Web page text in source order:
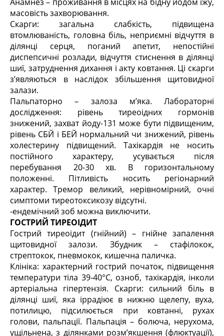
масовість захворювання.
Скарги: загальна слабкість, підвищена
втомлюваність, головна біль, неприємні відчуття в
ділянці серця, поганий апетит, непостійні
диспепсичні розлади, відчуття стиснення в ділянці
шиї, затруднення дихання і акту ковтання. Ці скарги
з’являються в наслідок збільшення щитовидної
залази.
Пальпаторно – залоза м’яка. Лабораторні
дослідження: рівень тиреоідних гормонів
знижений, захват йоду-131 може бути підвищеним,
рівень СБЙ і БЕЙ нормальний чи знижений, рівень
холестерину підвищений. Тахікардія не носить
постійного характеру, усувається після
перебування 20-30 хв. В горизонтальному
положенні. Пітливість носить регіонарний
характер. Тремор великий, нерівномірний, очні
симптоми тиреотоксикозу відсутні.
-ендемічний зоб можна виключити.
ГОСТРИЙ ТИРЕОІДИТ
Гострий тиреоідит (гнійний) – гнійне запалення
щитовидної залози. Збудник – стафілокок,
стрептокок, пневмокок, кишечна паличка.
Клініка: характерний гострий початок, підвищення
температури тіла 39-40°С, озноб, тахікардія, інколи
артеріальна гіпертензія. Скарги: сильний біль в
ділянці шиї, яка іррадіює в нижню щелепу, вуха,
потилицю, підсилюється при ковтанні, рухах
голови, пальпації. Пальпація – болюча, нерухома,
ущільнена, з ділянками розм’якшення (флюктуації),